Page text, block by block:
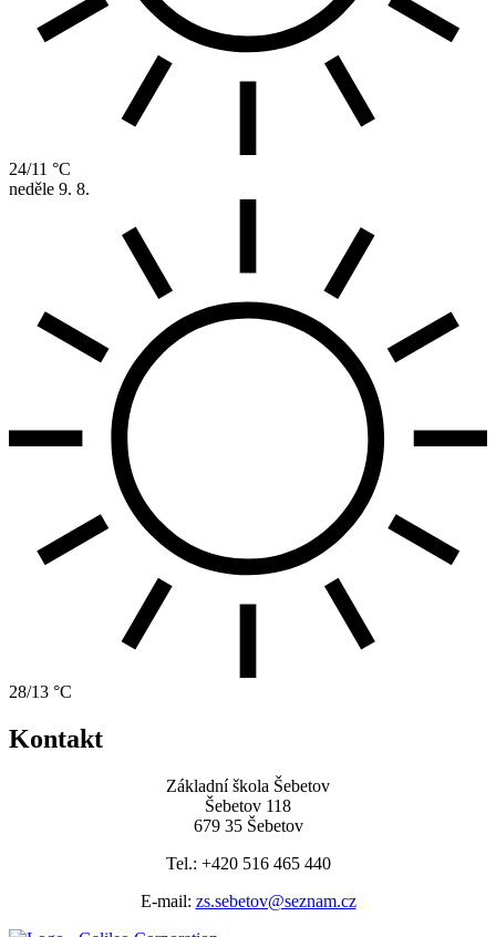
24/11 °C
neděle 9. 8.
28/13 °C
Kontakt
Základní škola Šebetov
Šebetov 118
679 35 Šebetov
Tel.: +420 516 465 440
E-mail: zs.sebetov@seznam.cz